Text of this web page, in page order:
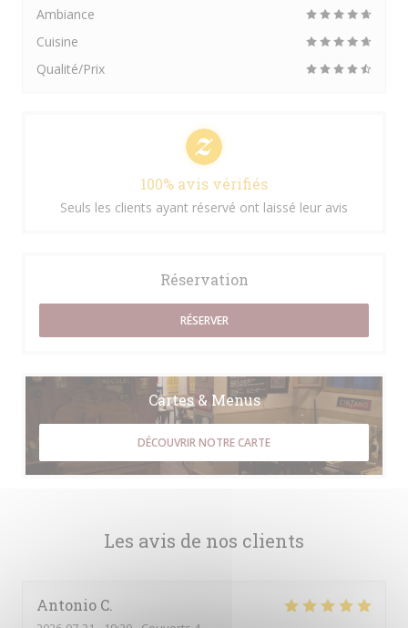
Les avis de nos clients
Antonio C
Ambiance
Cuisine
Qualité/Prix
100% avis vérifiés
Seuls les clients ayant réservé ont laissé leur avis
Réservation
RÉSERVER
Cartes & Menus
DÉCOUVRIR NOTRE CARTE